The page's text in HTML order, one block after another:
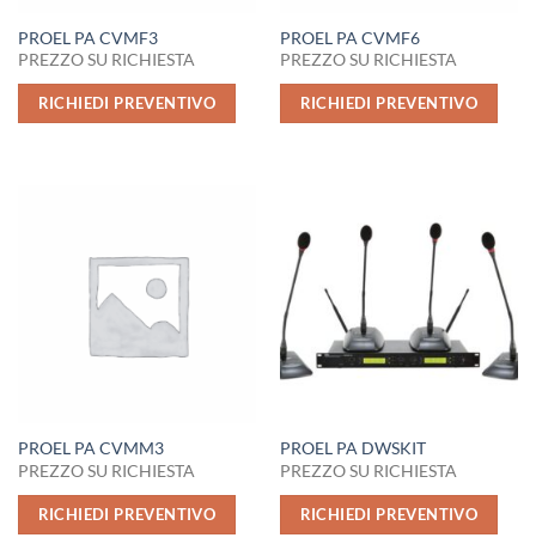
PROEL PA CVMF3
PREZZO SU RICHIESTA
RICHIEDI PREVENTIVO
PROEL PA CVMF6
PREZZO SU RICHIESTA
RICHIEDI PREVENTIVO
PROEL PA CVMM3
PREZZO SU RICHIESTA
RICHIEDI PREVENTIVO
PROEL PA DWSKIT
PREZZO SU RICHIESTA
RICHIEDI PREVENTIVO